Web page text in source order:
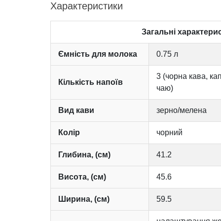
Характеристики
Загальні
Ємність для молока 0.75 л
Кількість напоїв
3 (чорна кава,
чаю)
Вид кави зерно/мелена
Колір чорний
Глибина, (см) 41.2
Висота, (см) 45.6
Ширина, (см) 59.5